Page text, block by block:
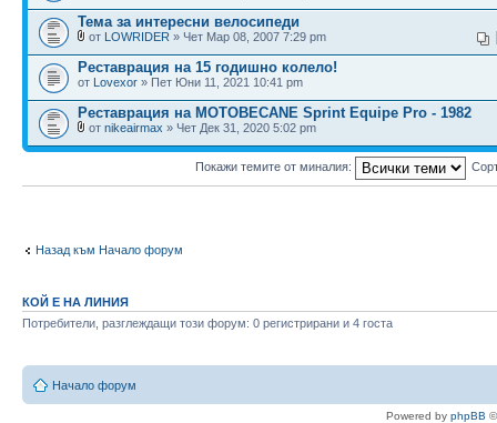
Тема за интересни велосипеди
от LOWRIDER » Чет Мар 08, 2007 7:29 pm
Реставрация на 15 годишно колело!
от Lovexor » Пет Юни 11, 2021 10:41 pm
Реставрация на MOTOBECANE Sprint Equipe Pro - 1982
от nikeairmax » Чет Дек 31, 2020 5:02 pm
Покажи темите от миналия:
Назад към Начало форум
КОЙ Е НА ЛИНИЯ
Потребители, разглеждащи този форум: 0 регистрирани и 4 госта
Начало форум
Powered by phpBB